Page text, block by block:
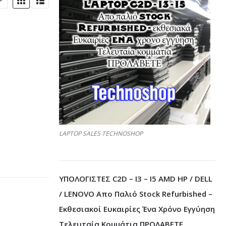
LAPTOP SALES TECHNOSHOP
ΥΠΟΛΟΓΙΣΤΕΣ C2D – I3 – I5 AMD HP / DELL
/ LENOVO Απο Παλιό Stock Refurbished –
Εκθεσιακοί Ευκαιρίες Ένα Χρόνο Εγγύηση
Τελευταία Κομμάτια ΠΡΟΛΑΒΕΤΕ